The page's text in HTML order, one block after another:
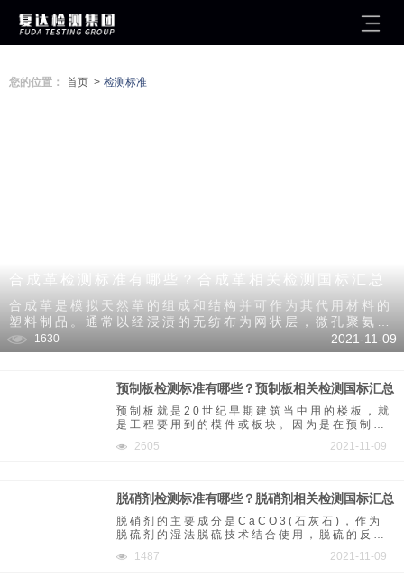
您的位置： 首页 > 检测标准
合成革检测标准有哪些？合成革相关检测国标汇总
合成革是模拟天然革的组成和结构并可作为其代用材料的
塑料制品。通常以经浸渍的无纺布为网状层，微孔聚氨脂
层作为粒面层制得。
1630 2021-11-09
预制板检测标准有哪些？预制板相关检测国标汇总
预制板就是20世纪早期建筑当中用的楼板，就
是工程要用到的模件或板块。因为是在预制场
现场进行安装，所以叫预制板。
2605 2021-11-09
脱硝剂检测标准有哪些？脱硝剂相关检测国标汇总
脱硝剂的主要成分是CaCO3(石灰石)，作为
脱硫剂的湿法脱硫技术结合使用，脱硫的反应
的脱硝率可达95%，且可同时脱硫。
1487 2021-11-09